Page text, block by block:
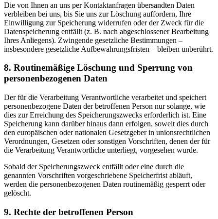
Die von Ihnen an uns per Kontaktanfragen übersandten Daten
verbleiben bei uns, bis Sie uns zur Löschung auffordern, Ihre
Einwilligung zur Speicherung widerrufen oder der Zweck für die
Datenspeicherung entfällt (z. B. nach abgeschlossener Bearbeitung
Ihres Anliegens). Zwingende gesetzliche Bestimmungen –
insbesondere gesetzliche Aufbewahrungsfristen – bleiben unberührt.
8. Routinemäßige Löschung und Sperrung von
personenbezogenen Daten
Der für die Verarbeitung Verantwortliche verarbeitet und speichert
personenbezogene Daten der betroffenen Person nur solange, wie
dies zur Erreichung des Speicherungszwecks erforderlich ist. Eine
Speicherung kann darüber hinaus dann erfolgen, soweit dies durch
den europäischen oder nationalen Gesetzgeber in unionsrechtlichen
Verordnungen, Gesetzen oder sonstigen Vorschriften, denen der für
die Verarbeitung Verantwortliche unterliegt, vorgesehen wurde.
Sobald der Speicherungszweck entfällt oder eine durch die
genannten Vorschriften vorgeschriebene Speicherfrist abläuft,
werden die personenbezogenen Daten routinemäßig gesperrt oder
gelöscht.
9. Rechte der betroffenen Person